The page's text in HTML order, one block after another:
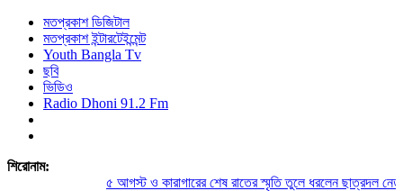
মতপ্রকাশ ডিজিটাল
মতপ্রকাশ ইন্টারটেইন্মেন্ট
Youth Bangla Tv
ছবি
ভিডিও
Radio Dhoni 91.2 Fm
শিরোনাম:
৫ আগস্ট ও কারাগারের শেষ রাতের স্মৃতি তুলে ধরলেন ছাত্রদল নেতা